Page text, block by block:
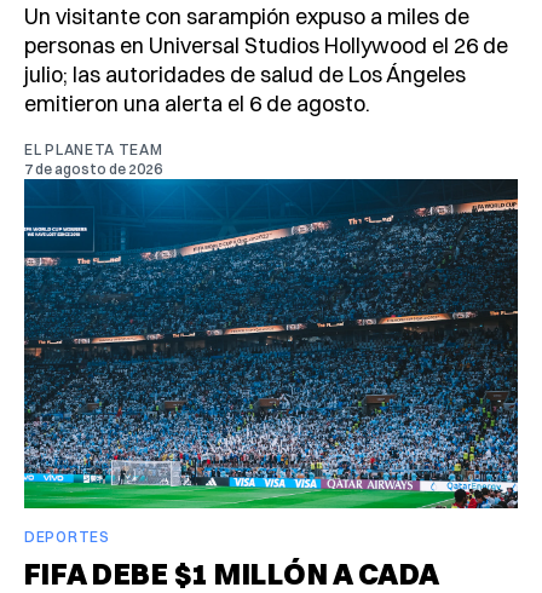
Un visitante con sarampión expuso a miles de
personas en Universal Studios Hollywood el 26 de
julio; las autoridades de salud de Los Ángeles
emitieron una alerta el 6 de agosto.
EL PLANETA TEAM
7 de agosto de 2026
DEPORTES
FIFA DEBE $1 MILLÓN A CADA